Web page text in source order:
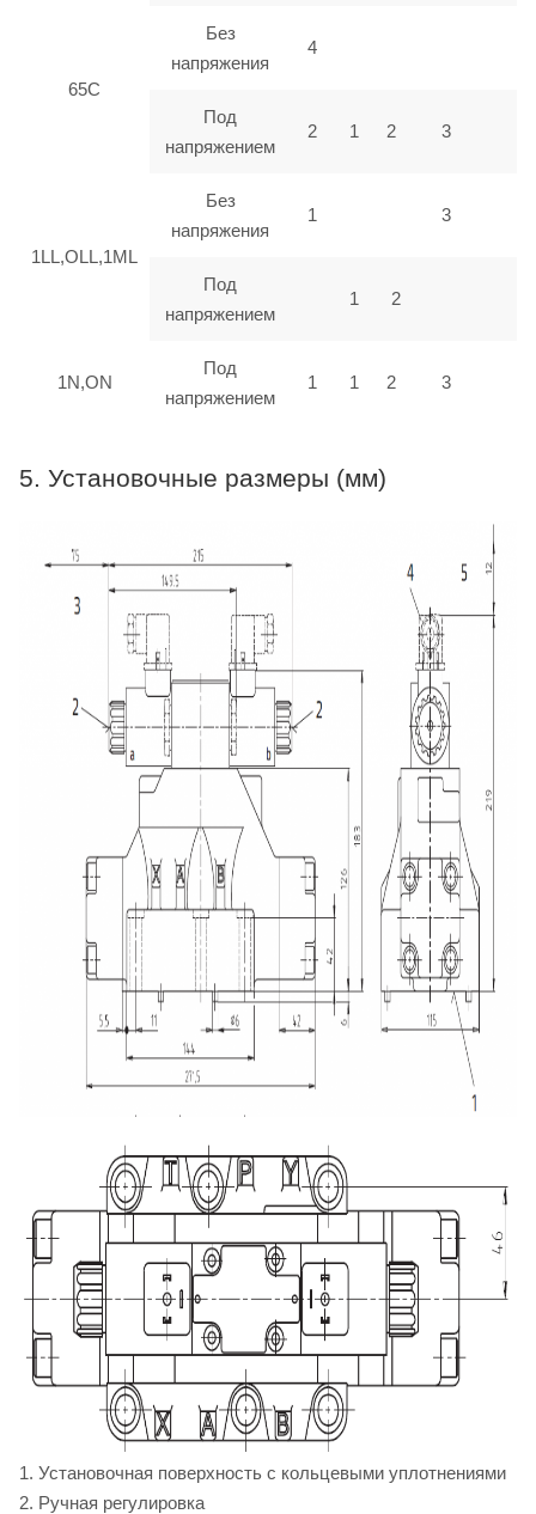
65C
Без
напряжения
4
Под
напряжением
2 1 2 3
1LL,OLL,1ML
Без
напряжения
1 3
Под
напряжением
1 2
1N,ON
Под
напряжением
1 1 2 3
5. Установочные размеры (мм)
1. Установочная поверхность с кольцевыми уплотнениями
2. Ручная регулировка